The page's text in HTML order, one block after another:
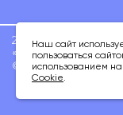
2020-2026 ООО
«Евроконтакт ВН»
©
Наш сайт
пользоваться
использованием
Cookie.